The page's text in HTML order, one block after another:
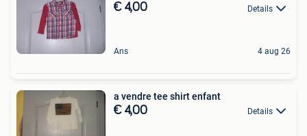
€ 4,00 Details
Ans 4 aug 26
a vendre tee shirt enfant
€ 4,00 Details